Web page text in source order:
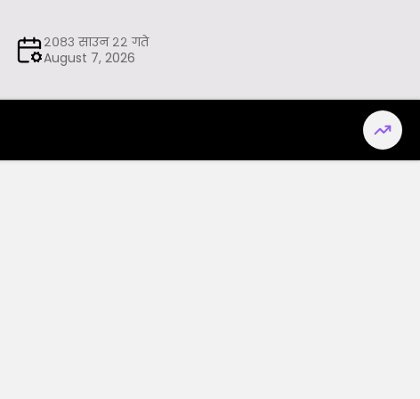
२०८३ साउन २२ गते
August 7, 2026